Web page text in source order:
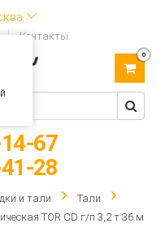
Контакты
0
67
28
и тали
Тали
TOR CD г/п 3,2 т 36 м